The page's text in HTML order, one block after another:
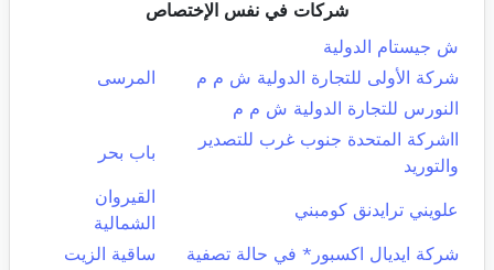
شركات في نفس الإختصاص
ش جيستام الدولية
شركة الأولى للتجارة الدولية ش م م
المرسى
النورس للتجارة الدولية ش م م
ااشركة المتحدة جنوب غرب للتصدير
والتوريد
باب بحر
علويني ترايدنق كومبني
القيروان
الشمالية
شركة ايديال اكسبور* في حالة تصفية
ساقية الزيت